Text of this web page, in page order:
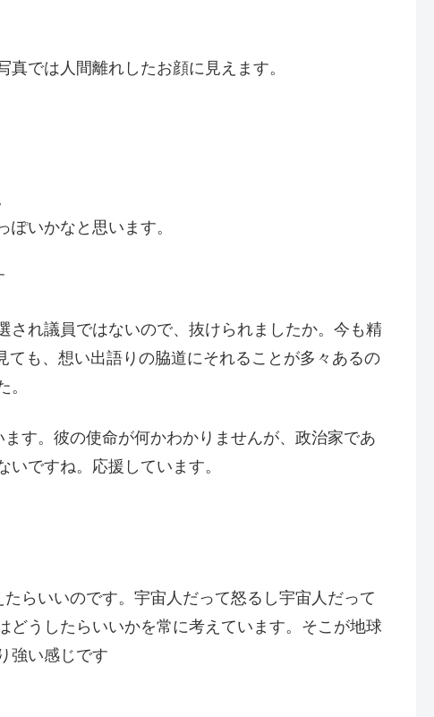
では人間離れしたお顔に見えます。
いかなと思います。
され議員ではないので、抜けられましたか。今も精
ても、想い出語りの脇道にそれることが多々あるの
。
す。彼の使命が何かわかりませんが、政治家であ
ですね。応援しています。
らいいのです。宇宙人だって怒るし宇宙人だって
どうしたらいいかを常に考えています。そこが地球
強い感じです